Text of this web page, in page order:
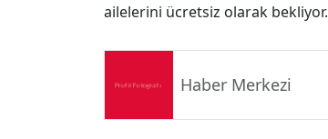
ailelerini ücretsiz olarak bekliyor.
Haber Merkezi